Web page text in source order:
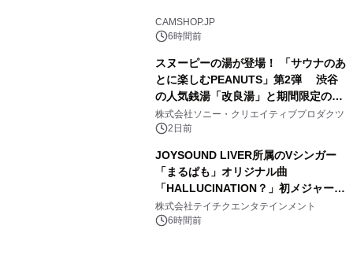
CAMSHOP.JP
6時間前
スヌーピーの湯が登場！ 「サウナのあ
とに楽しむPEANUTS」第2弾 渋谷
の人気銭湯「改良湯」と期間限定のコ
ラボレーション サウナイキタイコラ
ボグッズも発売決定！
株式会社ソニー・クリエイティブプロダクツ
2日前
JOYSOUND LIVER所属のVシンガー
「まるぱも」オリジナル曲
「HALLUCINATION？」初メジャー配
信リリース決定！
株式会社テイチクエンタテインメント
6時間前